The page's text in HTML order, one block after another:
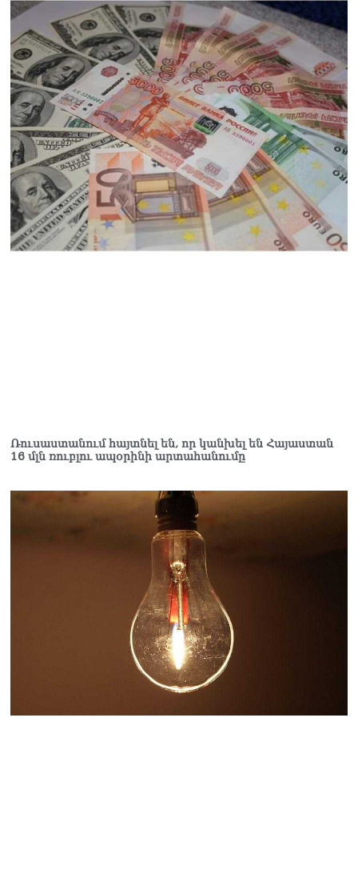
Ռուսաստանում հայտնել են, որ կանխել են Հայաստան
16 մլն ռուբլու ապօրինի արտահանումը